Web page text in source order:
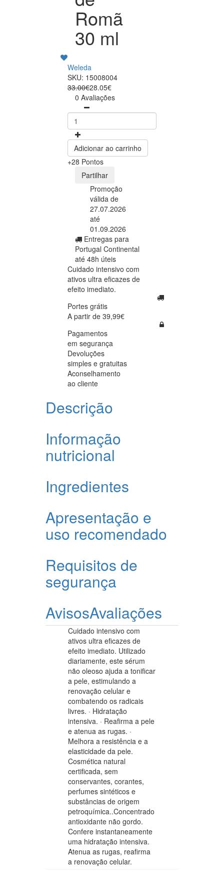
Romã
30 ml
Weleda
SKU: 15008004
33.00€28.05€
0 Avaliações
Adicionar ao carrinho
+28 Pontos
Partilhar
Promoção
válida de
27.07.2026
até
01.09.2026
Entregas para
Portugal Continental
até 48h úteis
Cuidado intensivo com
ativos ultra eficazes de
efeito imediato.
Portes grátis
A partir de 39,99€
Pagamentos
em segurança
Devoluções
simples e gratuitas
Aconselhamento
ao cliente
Descrição
Informação
nutricional
Ingredientes
Apresentação e
uso recomendado
Requisitos de
segurança
AvisosAvaliações
Cuidado intensivo com
ativos ultra eficazes de
efeito imediato. Utilizado
diariamente, este sérum
não oleoso ajuda a tonificar
a pele, estimulando a
renovação celular e
combatendo os radicais
livres. · Hidratação
intensiva. · Reafirma a pele
e atenua as rugas. ·
Melhora a resistência e a
elasticidade da pele.
Cosmética natural
certificada, sem
conservantes, corantes,
perfumes sintéticos e
substâncias de origem
petroquímica..Concentrado
antioxidante não gordo.
Confere instantaneamente
uma hidratação intensiva.
Atenua as rugas, reafirma
a renovação celular.